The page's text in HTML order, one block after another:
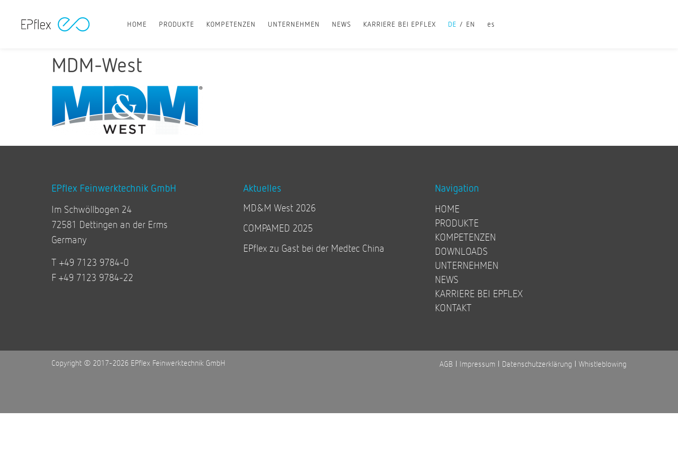
HOME PRODUKTE KOMPETENZEN UNTERNEHMEN NEWS KARRIERE BEI EPFLEX DE EN es
MDM-West
EPflex Feinwerktechnik GmbH
Im Schwöllbogen 24
72581 Dettingen an der Erms
Germany
T +49 7123 9784-0
F +49 7123 9784-22
Aktuelles
MD&M West 2026
COMPAMED 2025
EPflex zu Gast bei der Medtec China
Navigation
HOME
PRODUKTE
KOMPETENZEN
DOWNLOADS
UNTERNEHMEN
NEWS
KARRIERE BEI EPFLEX
KONTAKT
Copyright © 2017-2026 EPflex Feinwerktechnik GmbH AGB Impressum Datenschutzerklärung Whistleblowing